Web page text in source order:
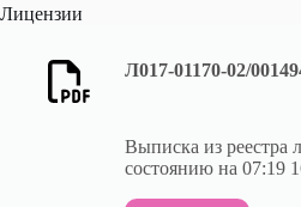
2-37-10
Лицензии
Л017-01170-02/
Выписка из реестра
состоянию на 07:19